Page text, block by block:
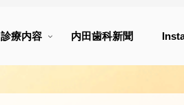
診療内容 内田歯科新聞